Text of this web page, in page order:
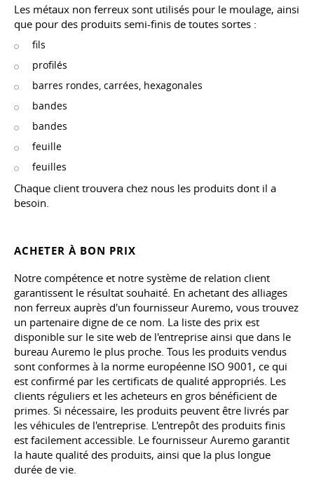
Les métaux non ferreux sont utilisés pour le moulage, ainsi
que pour des produits semi-finis de toutes sortes :
fils
profilés
barres rondes, carrées, hexagonales
bandes
bandes
feuille
feuilles
Chaque client trouvera chez nous les produits dont il a
besoin.
ACHETER À BON PRIX
Notre compétence et notre système de relation client
garantissent le résultat souhaité. En achetant des alliages
non ferreux auprès d'un fournisseur Auremo, vous trouvez
un partenaire digne de ce nom. La liste des prix est
disponible sur le site web de l'entreprise ainsi que dans le
bureau Auremo le plus proche. Tous les produits vendus
sont conformes à la norme européenne ISO 9001, ce qui
est confirmé par les certificats de qualité appropriés. Les
clients réguliers et les acheteurs en gros bénéficient de
primes. Si nécessaire, les produits peuvent être livrés par
les véhicules de l'entreprise. L'entrepôt des produits finis
est facilement accessible. Le fournisseur Auremo garantit
la haute qualité des produits, ainsi que la plus longue
durée de vie.